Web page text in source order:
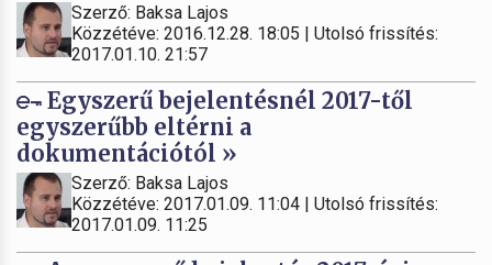
Szerző: Baksa Lajos
Közzétéve: 2016.12.28. 18:05 | Utolsó frissítés:
2017.01.10. 21:57
Egyszerű bejelentésnél 2017-től
egyszerűbb eltérni a
dokumentációtól »
Szerző: Baksa Lajos
Közzétéve: 2017.01.09. 11:04 | Utolsó frissítés:
2017.01.09. 11:25